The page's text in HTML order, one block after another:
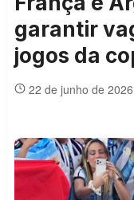
garantir
jogos da
22 de junho de 2026